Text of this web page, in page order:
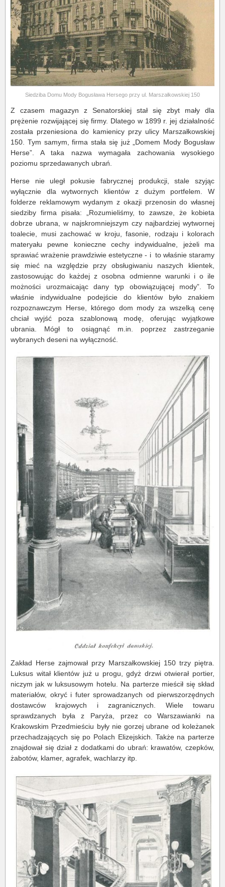
Siedziba Domu Mody Bogusława Hersego przy ul. Marszałkowskiej 150
Z czasem magazyn z Senatorskiej stał się zbyt mały dla
prężenie rozwijającej się firmy. Dlatego w 1899 r. jej działalność
została przeniesiona do kamienicy przy ulicy Marszałkowskiej
150. Tym samym, firma stała się już „Domem Mody Bogusław
Herse”. A taka nazwa wymagała zachowania wysokiego
poziomu sprzedawanych ubrań.
Herse nie uległ pokusie fabrycznej produkcji, stale szyjąc
wyłącznie dla wytwornych klientów z dużym portfelem. W
folderze reklamowym wydanym z okazji przenosin do własnej
siedziby firma pisała: „Rozumieliśmy, to zawsze, że kobieta
dobrze ubrana, w najskromniejszym czy najbardziej wytwornej
toalecie, musi zachować w kroju, fasonie, rodzaju i kolorach
materyału pewne konieczne cechy indywidualne, jeżeli ma
sprawiać wrażenie prawdziwie estetyczne - i to właśnie staramy
się mieć na względzie przy obsługiwaniu naszych klientek,
zastosowując do każdej z osobna odmienne warunki i o ile
możności urozmaicając dany typ obowiązującej mody”. To
właśnie indywidualne podejście do klientów było znakiem
rozpoznawczym Herse, którego dom mody za wszelką cenę
chciał wyjść poza szablonową modę, oferując wyjątkowe
ubrania. Mógł to osiągnąć m.in. poprzez zastrzeganie
wybranych deseni na wyłączność.
Zakład Herse zajmował przy Marszałkowskiej 150 trzy piętra.
Luksus witał klientów już u progu, gdyż drzwi otwierał portier,
niczym jak w luksusowym hotelu. Na parterze mieścił się skład
materiałów, okryć i futer sprowadzanych od pierwszorzędnych
dostawców krajowych i zagranicznych. Wiele towaru
sprawdzanych była z Paryża, przez co Warszawianki na
Krakowskim Przedmieściu były nie gorzej ubrane od koleżanek
przechadzających się po Polach Elizejskich. Także na parterze
znajdował się dział z dodatkami do ubrań: krawatów, czepków,
żabotów, klamer, agrafek, wachlarzy itp.